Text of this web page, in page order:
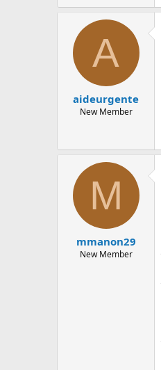
A
aideurgente
New Member
M
mmanon29
New Member